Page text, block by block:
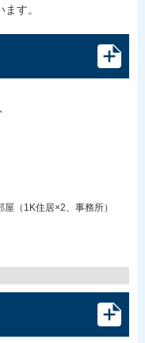
す。
（1K住居×2、事務所）